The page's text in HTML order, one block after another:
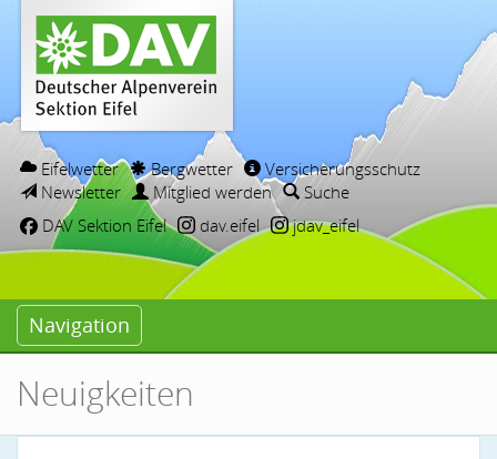
Eifelwetter Bergwetter
Versicherungsschutz
Newsletter
Mitglied werden
Suche
DAV Sektion Eifel
dav.eifel jdav_eifel
Navigation
Neuigkeiten